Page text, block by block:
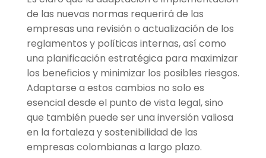
de las nuevas normas requerirá de las
empresas una revisión o actualización de los
reglamentos y políticas internas, así como
una planificación estratégica para maximizar
los beneficios y minimizar los posibles riesgos.
Adaptarse a estos cambios no solo es
esencial desde el punto de vista legal, sino
que también puede ser una inversión valiosa
en la fortaleza y sostenibilidad de las
empresas colombianas a largo plazo.